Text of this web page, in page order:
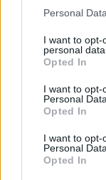
Personal
I want to opt-
personal data.
Opted In
I want to opt-
Personal Data.
Opted In
I want to opt-
Personal
Opted In
μετεωρολογικοί
σταθμοί